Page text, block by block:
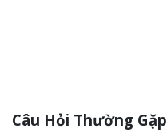
Câu Hỏi Thường Gặp